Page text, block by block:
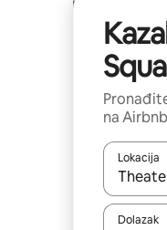
na
Lokacija
Kada
Dolazak